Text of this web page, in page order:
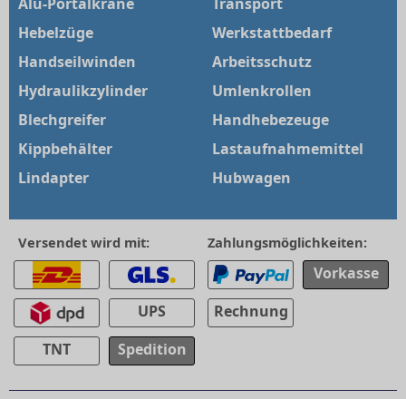
Hebelzüge
Handseilwinden
Hydraulikzylinder
Blechgreifer
Kippbehälter
Lindapter
Werkstattbedarf
Arbeitsschutz
Umlenkrollen
Handhebezeuge
Lastaufnahmemittel
Hubwagen
Versendet wird mit:
UPS
TNT
Spedition
Zahlungsmöglichkeiten:
Vorkasse
Rechnung